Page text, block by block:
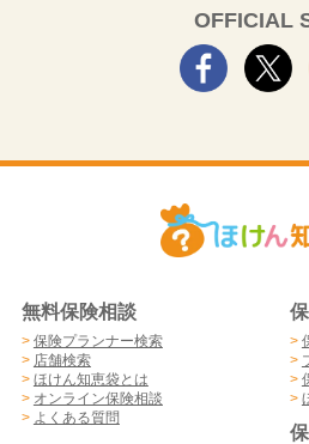
OFFICIAL
無料保険相談
> 保険プランナー検索
> 店舗検索
> ほけん知恵袋とは
> オンライン保険相談
> よくある質問
>
>
>
>